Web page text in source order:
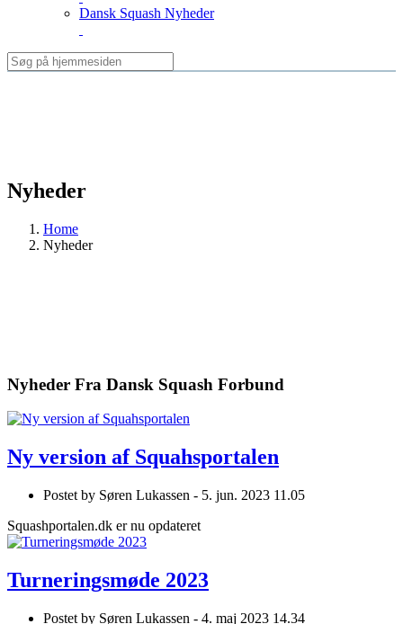
Dansk Squash Nyheder
Nyheder
Home
Nyheder
Nyheder Fra Dansk Squash Forbund
Ny version af Squahsportalen
Postet by Søren Lukassen - 5. jun. 2023 11.05
Squashportalen.dk er nu opdateret
Turneringsmøde 2023
Postet by Søren Lukassen - 4. maj 2023 14.34